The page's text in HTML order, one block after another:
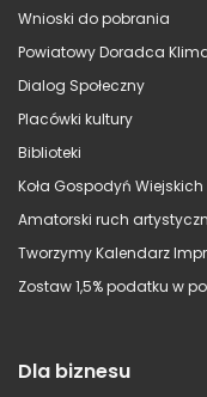
Wnioski do pobrania
Powiatowy Doradca
Dialog Społeczny
Placówki kultury
Biblioteki
Koła Gospodyń Wiejskich
Amatorski ruch
Tworzymy Kalendarz
Zostaw 1,5% podatku w
Dla biznesu